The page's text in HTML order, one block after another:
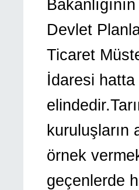
Devlet
Ticaret
İdaresi
kuruluşların
örnek
geçenlerde